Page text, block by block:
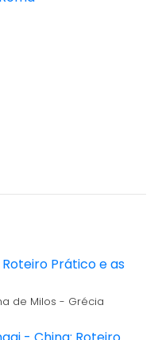
Prático e as
de Milos - Grécia